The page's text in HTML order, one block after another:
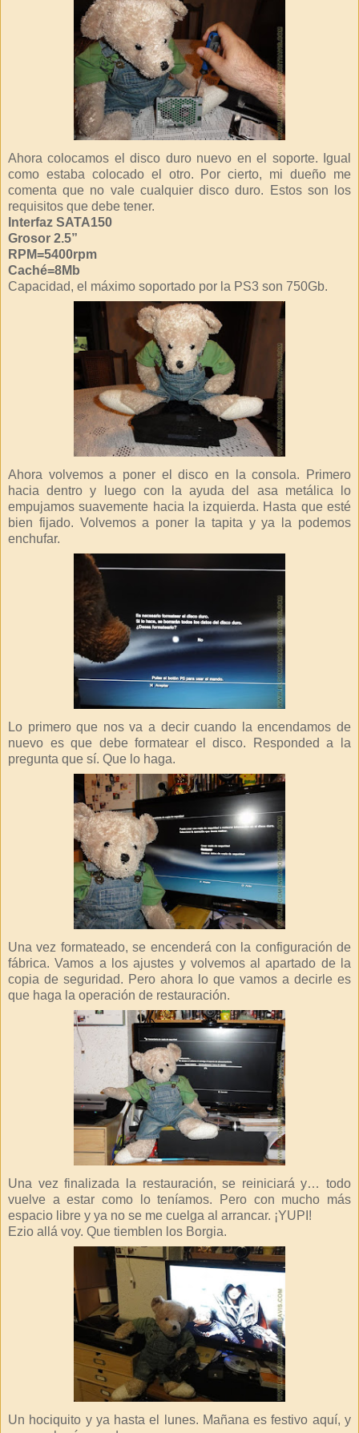
Ahora colocamos el disco duro nuevo en el soporte. Igual
como estaba colocado el otro. Por cierto, mi dueño me
comenta que no vale cualquier disco duro. Estos son los
requisitos que debe tener.
Interfaz SATA150
Grosor 2.5”
RPM=5400rpm
Caché=8Mb
Capacidad, el máximo soportado por la PS3 son 750Gb.
Ahora volvemos a poner el disco en la consola. Primero
hacia dentro y luego con la ayuda del asa metálica lo
empujamos suavemente hacia la izquierda. Hasta que esté
bien fijado. Volvemos a poner la tapita y ya la podemos
enchufar.
Lo primero que nos va a decir cuando la encendamos de
nuevo es que debe formatear el disco. Responded a la
pregunta que sí. Que lo haga.
Una vez formateado, se encenderá con la configuración de
fábrica. Vamos a los ajustes y volvemos al apartado de la
copia de seguridad. Pero ahora lo que vamos a decirle es
que haga la operación de restauración.
Una vez finalizada la restauración, se reiniciará y… todo
vuelve a estar como lo teníamos. Pero con mucho más
espacio libre y ya no se me cuelga al arrancar. ¡YUPI!
Ezio allá voy. Que tiemblen los Borgia.
Un hociquito y ya hasta el lunes. Mañana es festivo aquí, y